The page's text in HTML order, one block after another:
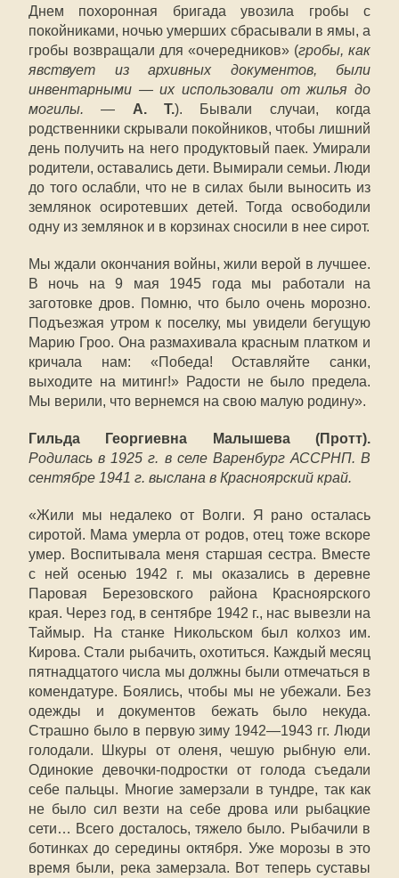
Днем похоронная бригада увозила гробы с
покойниками, ночью умерших сбрасывали в ямы, а
гробы возвращали для «очередников» (гробы, как
явствует из архивных документов, были
инвентарными — их использовали от жилья до
могилы.— А. Т.). Бывали случаи, когда
родственники скрывали покойников, чтобы лишний
день получить на него продуктовый паек. Умирали
родители, оставались дети. Вымирали семьи. Люди
до того ослабли, что не в силах были выносить из
землянок осиротевших детей. Тогда освободили
одну из землянок и в корзинах сносили в нее сирот.
Мы ждали окончания войны, жили верой в лучшее.
В ночь на 9 мая 1945 года мы работали на
заготовке дров. Помню, что было очень морозно.
Подъезжая утром к поселку, мы увидели бегущую
Марию Гроо. Она размахивала красным платком и
кричала нам: «Победа! Оставляйте санки,
выходите на митинг!» Радости не было предела.
Мы верили, что вернемся на свою малую родину».
Гильда Георгиевна Малышева (Протт).
Родилась в 1925 г. в селе Варенбург АССРНП. В
сентябре 1941 г. выслана в Красноярский край.
«Жили мы недалеко от Волги. Я рано осталась
сиротой. Мама умерла от родов, отец тоже вскоре
умер. Воспитывала меня старшая сестра. Вместе
с ней осенью 1942 г. мы оказались в деревне
Паровая Березовского района Красноярского
края. Через год, в сентябре 1942 г., нас вывезли на
Таймыр. На станке Никольском был колхоз им.
Кирова. Стали рыбачить, охотиться. Каждый месяц
пятнадцатого числа мы должны были отмечаться в
комендатуре. Боялись, чтобы мы не убежали. Без
одежды и документов бежать было некуда.
Страшно было в первую зиму 1942—1943 гг. Люди
голодали. Шкуры от оленя, чешую рыбную ели.
Одинокие девочки-подростки от голода съедали
себе пальцы. Многие замерзали в тундре, так как
не было сил везти на себе дрова или рыбацкие
сети… Всего досталось, тяжело было. Рыбачили в
ботинках до середины октября. Уже морозы в это
время были, река замерзала. Вот теперь суставы